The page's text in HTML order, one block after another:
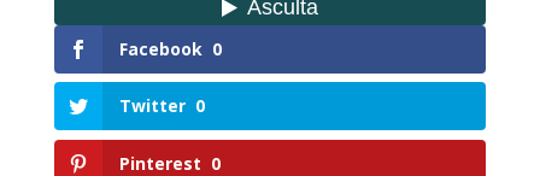
Facebook 0
Twitter 0
Pinterest 0